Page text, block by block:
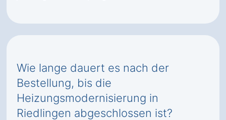
Wie lange dauert es nach der
Bestellung, bis die
Heizungsmodernisierung in
Riedlingen abgeschlossen ist?